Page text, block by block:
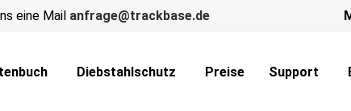
eine Mail anfrage@trackbase.de
Diebstahlschutz Preise Support